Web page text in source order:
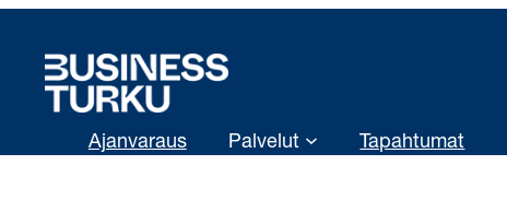
Ajanvaraus Palvelut Tapahtumat